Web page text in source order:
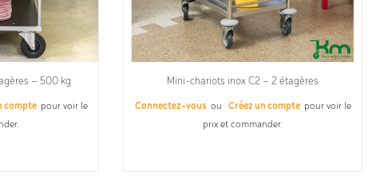
– 500 kg
compte pour voir le
Mini-chariots inox C2 – 2 étagères
Connectez-vous ou Créez un compte pour voir le
prix et commander.